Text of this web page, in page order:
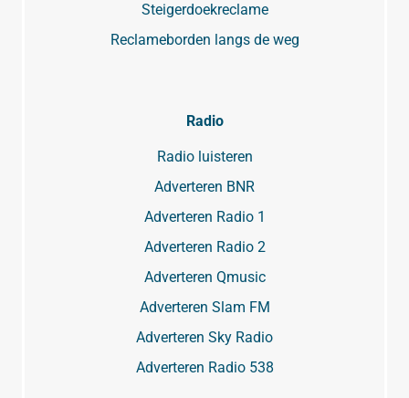
Steigerdoekreclame
Reclameborden langs de weg
Radio
Radio luisteren
Adverteren BNR
Adverteren Radio 1
Adverteren Radio 2
Adverteren Qmusic
Adverteren Slam FM
Adverteren Sky Radio
Adverteren Radio 538